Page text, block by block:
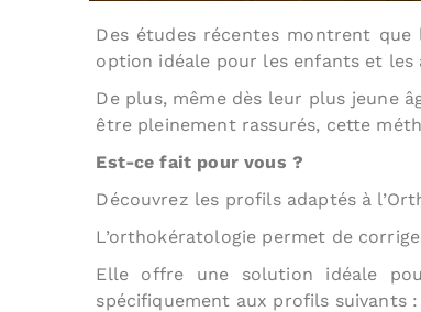
Des études récentes montrent
option idéale pour les enfants et les
De plus, même dès leur plus jeune
être pleinement rassurés, cette
Est-ce fait pour vous ?
Découvrez les profils adaptés à
L’orthokératologie permet de
Elle offre une solution idéale
spécifiquement aux profils suivants :